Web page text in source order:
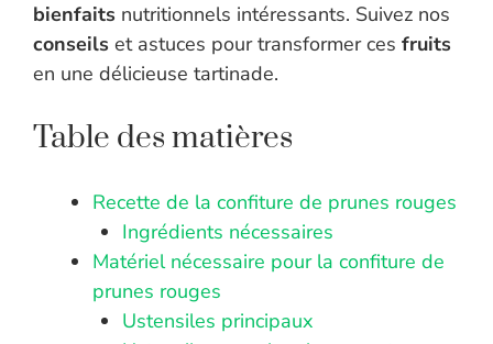
bienfaits nutritionnels intéressants. Suivez nos
conseils et astuces pour transformer ces fruits
en une délicieuse tartinade.
Table des matières
Recette de la confiture de prunes rouges
Ingrédients nécessaires
Matériel nécessaire pour la confiture de
prunes rouges
Ustensiles principaux